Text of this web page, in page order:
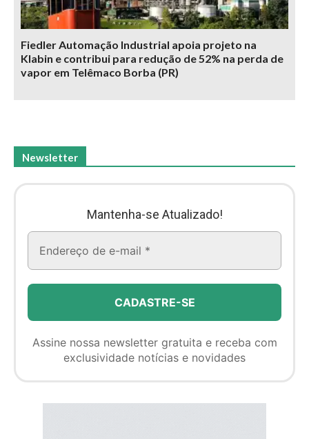
Fiedler Automação Industrial apoia projeto na
Klabin e contribui para redução de 52% na perda de
vapor em Telêmaco Borba (PR)
Newsletter
Mantenha-se Atualizado!
Assine nossa newsletter gratuita e receba com
exclusividade notícias e novidades